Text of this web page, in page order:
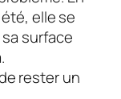
elle se
surface
rester un